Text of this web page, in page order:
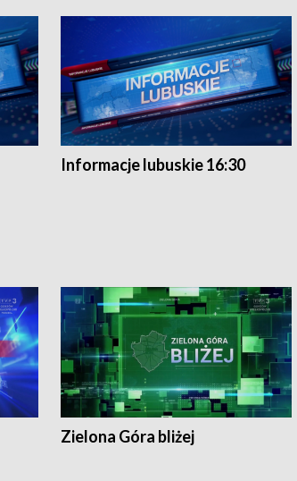
Informacje lubuskie 16:30
Zielona Góra bliżej